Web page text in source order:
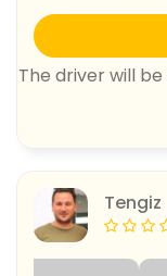
The driver will
Tengiz